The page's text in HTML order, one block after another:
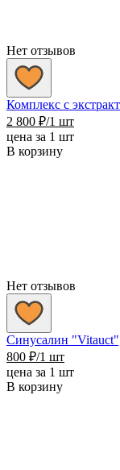
Нет отзывов
Комплекс с
2 800 ₽/1 шт
цена за 1 шт
В корзину
Нет отзывов
Синусалин
800 ₽/1 шт
цена за 1 шт
В корзину